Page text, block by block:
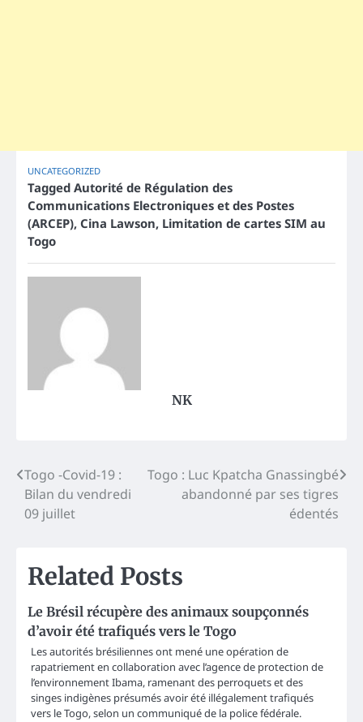
UNCATEGORIZED
Tagged Autorité de Régulation des
Communications Electroniques et des Postes
(ARCEP), Cina Lawson, Limitation de cartes SIM au
Togo
NK
Post
navigation
Togo -Covid-19 :
Bilan du vendredi
09 juillet
Togo : Luc Kpatcha Gnassingbé
abandonné par ses tigres
édentés
Related Posts
Le Brésil récupère des animaux soupçonnés
d’avoir été trafiqués vers le Togo
Les autorités brésiliennes ont mené une opération de
rapatriement en collaboration avec l’agence de protection de
l’environnement Ibama, ramenant des perroquets et des
singes indigènes présumés avoir été illégalement trafiqués
vers le Togo, selon un communiqué de la police fédérale.